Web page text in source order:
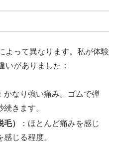
よって異なります。私が体験
いがありました：
：かなり強い痛み。ゴムで弾
きます。
）
：ほとんど痛みを感じ
じる程度。